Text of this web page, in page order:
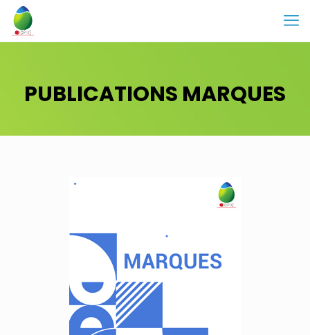
PUBLICATIONS MARQUES